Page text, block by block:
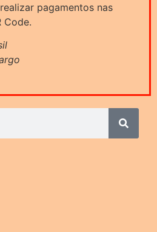
pagamentos nas
Code.